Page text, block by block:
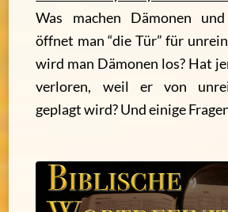
Was machen Dämonen
öffnet man “die Tür” für
wird man Dämonen los? Hat
verloren, weil er von
geplagt wird? Und einige